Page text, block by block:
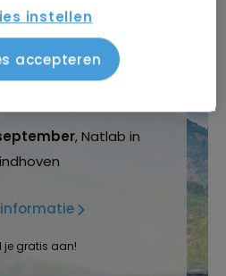
, Natlab in
informatie
je gratis aan!
instellen
accepteren